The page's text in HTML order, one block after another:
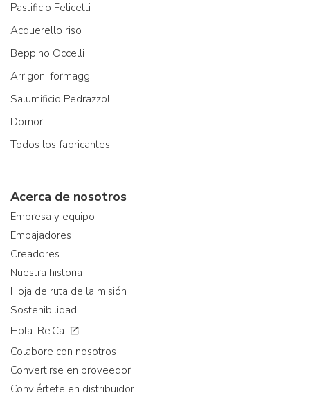
Pastificio Felicetti
Acquerello riso
Beppino Occelli
Arrigoni formaggi
Salumificio Pedrazzoli
Domori
Todos los fabricantes
Acerca de nosotros
Empresa y equipo
Embajadores
Creadores
Nuestra historia
Hoja de ruta de la misión
Sostenibilidad
Hola. Re.Ca.
Colabore con nosotros
Convertirse en proveedor
Conviértete en distribuidor